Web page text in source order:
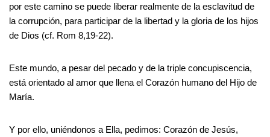
por este camino se puede liberar realmente de la esclavitud de
la corrupción, para participar de la libertad y la gloria de los hijos
de Dios (cf. Rom 8,19-22).
Este mundo, a pesar del pecado y de la triple concupiscencia,
está orientado al amor que llena el Corazón humano del Hijo de
María.
Y por ello, uniéndonos a Ella, pedimos: Corazón de Jesús,